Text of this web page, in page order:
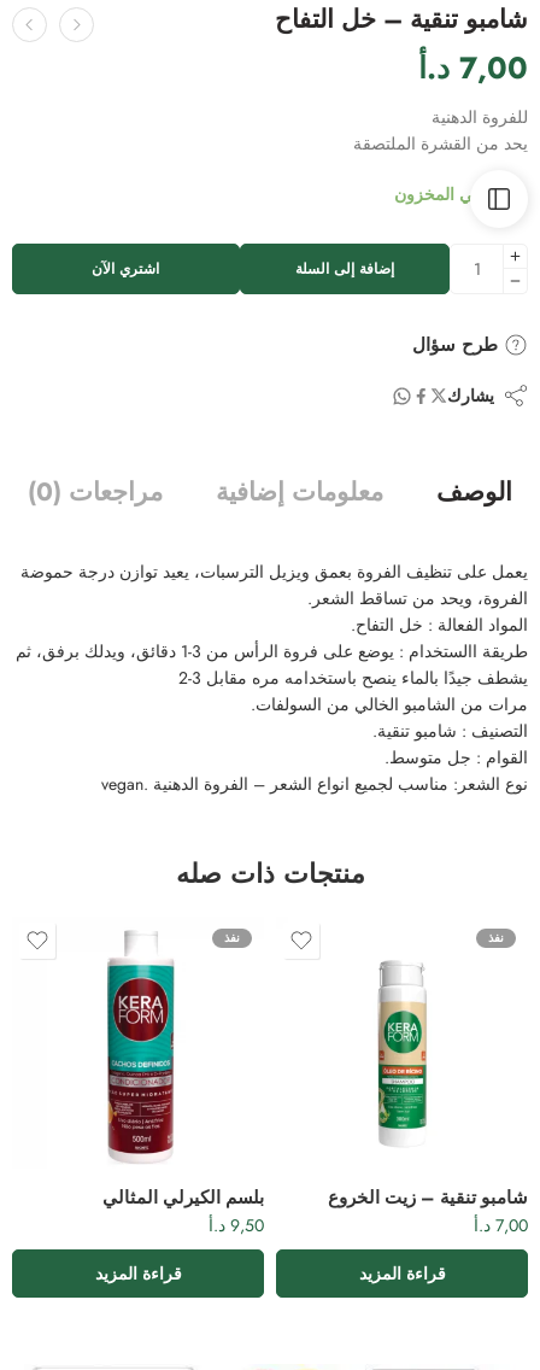
شامبو تنقية – خل التفاح
7,00 د.أ
للفروة الدهنية
يحد من القشرة الملتصقة
متوفر في المخزون
إضافة إلى السلة اشتري الآن
طرح سؤال
يشارك
الوصف معلومات إضافية مراجعات (0)
يعمل على تنظيف الفروة بعمق ويزيل الترسبات، يعيد توازن درجة حموضة
الفروة، ويحد من تساقط الشعر.
المواد الفعالة : خل التفاح.
طريقة االستخدام : يوضع على فروة الرأس من 3-1 دقائق، ويدلك برفق، ثم
يشطف جيدًا بالماء ينصح باستخدامه مره مقابل 3-2
مرات من الشامبو الخالي من السولفات.
التصنيف : شامبو تنقية.
القوام : جل متوسط.
نوع الشعر: مناسب لجميع انواع الشعر – الفروة الدهنية .vegan
منتجات ذات صله
نفذ
شامبو تنقية – زيت الخروع
7,00 د.أ
قراءة المزيد
نفذ
بلسم الكيرلي المثالي
9,50 د.أ
قراءة المزيد